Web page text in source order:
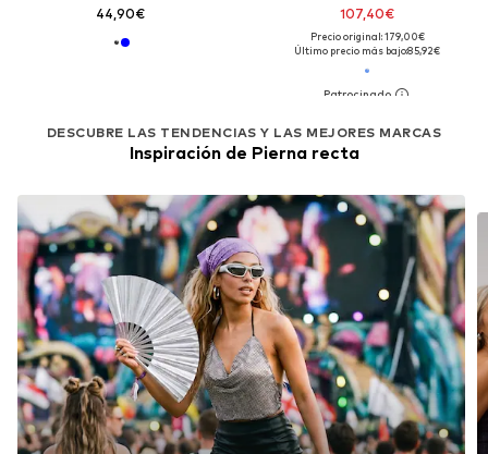
44,90€ 107,40€
Precio original: 179,00€
Último precio más bajo:85,92€
DESCUBRE LAS TENDENCIAS Y LAS MEJORES MARCAS
Inspiración de Pierna recta